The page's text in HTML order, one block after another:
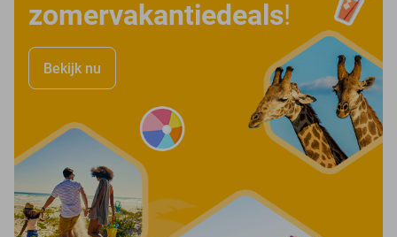
zomervakantiedeals!
Bekijk nu